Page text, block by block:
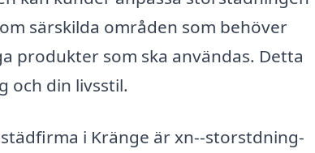
särskilda områden som behöver
produkter som ska användas. Detta
och din livsstil.
i Kränge är xn--storstdning-